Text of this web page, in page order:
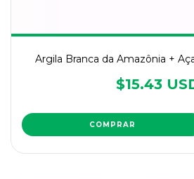
Argila Branca da Amazônia +
$15.43